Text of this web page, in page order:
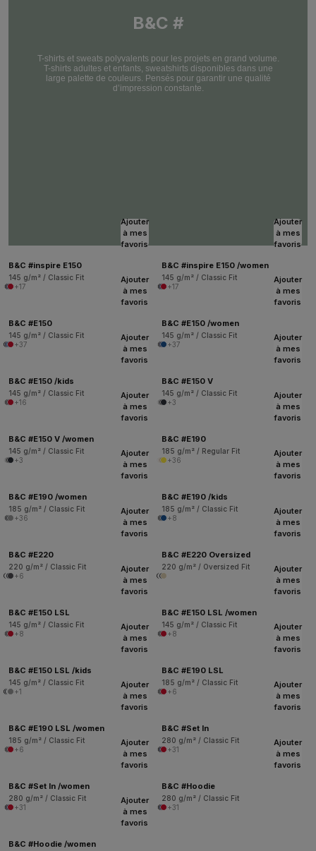
B&C #
T-shirts et sweats polyvalents pour les projets en grand volume.
T-shirts adultes et enfants, sweatshirts disponibles dans une
large palette de couleurs. Pensés pour garantir une qualité
d’impression constante.
Ajouter
à mes
favoris
B&C #inspire E150
145 g/m² / Classic Fit
+17
Ajouter
à mes
favoris
B&C #inspire E150 /women
145 g/m² / Classic Fit
+17
Ajouter
à mes
favoris
B&C #E150
145 g/m² / Classic Fit
+37
Ajouter
à mes
favoris
B&C #E150 /women
145 g/m² / Classic Fit
+37
Ajouter
à mes
favoris
B&C #E150 /kids
145 g/m² / Classic Fit
+16
Ajouter
à mes
favoris
B&C #E150 V
145 g/m² / Classic Fit
+3
Ajouter
à mes
favoris
B&C #E150 V /women
145 g/m² / Classic Fit
+3
Ajouter
à mes
favoris
B&C #E190
185 g/m² / Regular Fit
+36
Ajouter
à mes
favoris
B&C #E190 /women
185 g/m² / Classic Fit
+36
Ajouter
à mes
favoris
B&C #E190 /kids
185 g/m² / Classic Fit
+8
Ajouter
à mes
favoris
B&C #E220
220 g/m² / Classic Fit
+6
Ajouter
à mes
favoris
B&C #E220 Oversized
220 g/m² / Oversized Fit
Ajouter
à mes
favoris
B&C #E150 LSL
145 g/m² / Classic Fit
+8
Ajouter
à mes
favoris
B&C #E150 LSL /women
145 g/m² / Classic Fit
+8
Ajouter
à mes
favoris
B&C #E150 LSL /kids
145 g/m² / Classic Fit
+1
Ajouter
à mes
favoris
B&C #E190 LSL
185 g/m² / Classic Fit
+6
Ajouter
à mes
favoris
B&C #E190 LSL /women
185 g/m² / Classic Fit
+6
Ajouter
à mes
favoris
B&C #Set In
280 g/m² / Classic Fit
+31
Ajouter
à mes
favoris
B&C #Set In /women
280 g/m² / Classic Fit
+31
Ajouter
à mes
favoris
B&C #Hoodie
280 g/m² / Classic Fit
+31
Ajouter
à mes
favoris
B&C #Hoodie /women